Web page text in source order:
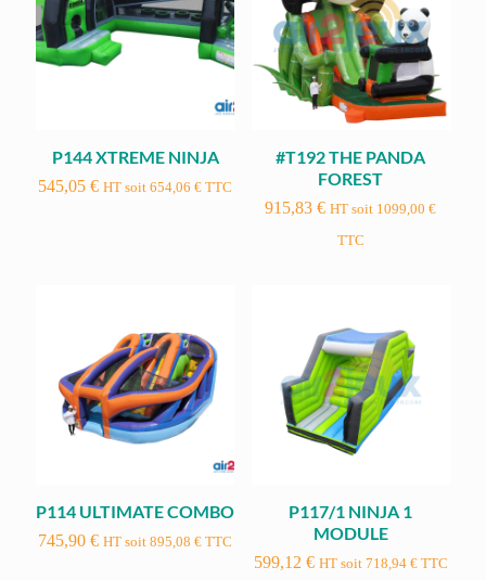
P144 XTREME NINJA
545,05€ HT soit654,06€ TTC
#T192 THE PANDA
FOREST
915,83€ HT soit 1099,00€
TTC
P114 ULTIMATE COMBO
745,90€ HT soit895,08€ TTC
P117/1 NINJA 1
MODULE
599,12 € HT soit 718,94 €TTC